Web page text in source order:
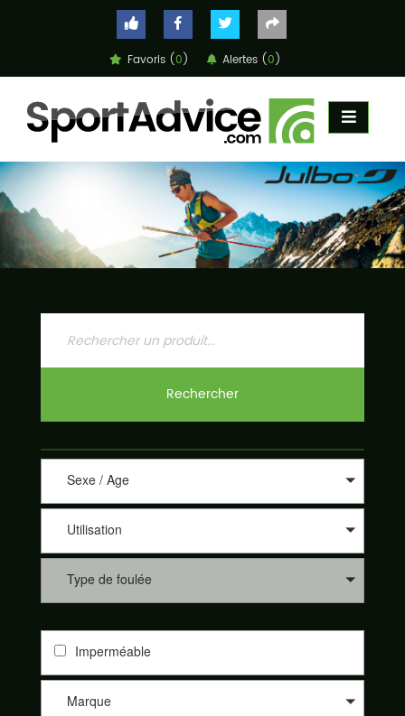
Favoris (0) Alertes (0)
COMPARATEUR
CONSEILS
CONTACT
Rechercher
Sexe / Age
Utilisation
Type de foulée
Imperméable
Marque